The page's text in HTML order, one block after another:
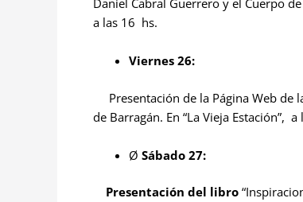
Daniel Cabral Guerrero y el Cuerpo
a las 16 hs.
Viernes 26:
Presentación de la Página Web de
de Barragán. En “La Vieja Estación”, a
Ø Sábado 27:
Presentación del libro